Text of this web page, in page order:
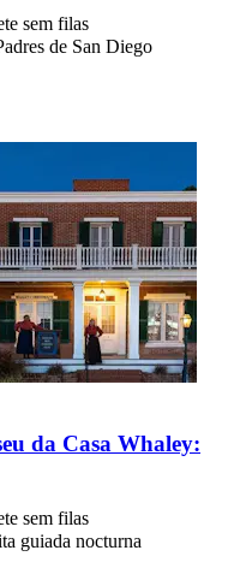
sem filas
de San Diego
da Casa Whaley:
sem filas
guiada nocturna